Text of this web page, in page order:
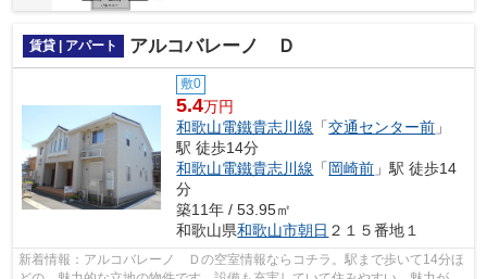
賃貸 | アパート アルコバレーノ Ｄ
敷0
5.4万円
和歌山電鐵貴志川線 「交通センター前 」
駅 徒歩14分
和歌山電鐵貴志川線 「岡崎前 」駅 徒歩14
分
築11年 / 53.95㎡
和歌山県和歌山市朝日 ２１５番地１
新着情報：アルコバレーノ Ｄの空室情報ならコチラ。駅まで歩いて14分ほ